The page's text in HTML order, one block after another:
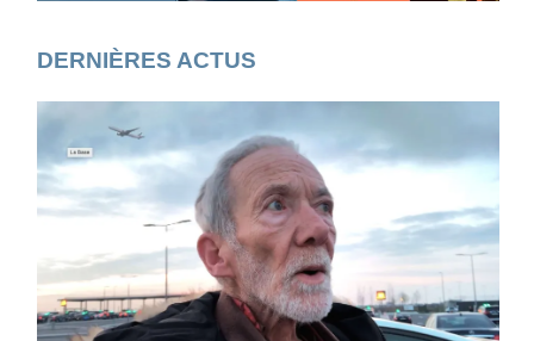
DERNIÈRES ACTUS